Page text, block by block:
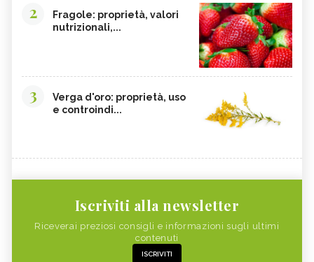
2
Fragole: proprietà, valori
nutrizionali,...
3
Verga d'oro: proprietà, uso
e controindi...
Iscriviti alla newsletter
Riceverai preziosi consigli e informazioni sugli ultimi
contenuti
ISCRIVITI